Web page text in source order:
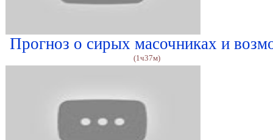
Прогноз о сирых масочниках и
(1ч37м)